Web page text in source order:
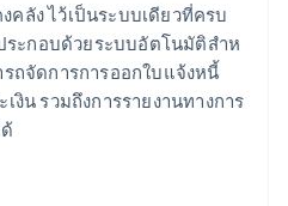
ลัง ไว้เป็นระบบเดียวที่ครบ
ระกอบด้วยระบบอัตโนมัติสําห
รถจัดการการออกใบแจ้งหนี้
งิน รวมถึงการรายงานทางการ